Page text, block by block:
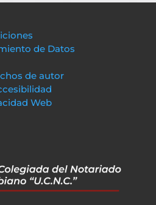
de Datos
de autor
Web